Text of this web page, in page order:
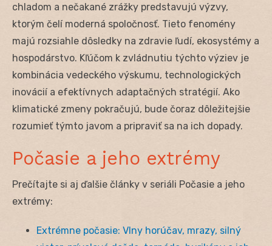
chladom a nečakané zrážky predstavujú výzvy,
ktorým čelí moderná spoločnosť. Tieto fenomény
majú rozsiahle dôsledky na zdravie ľudí, ekosystémy a
hospodárstvo. Kľúčom k zvládnutiu týchto výziev je
kombinácia vedeckého výskumu, technologických
inovácií a efektívnych adaptačných stratégií. Ako
klimatické zmeny pokračujú, bude čoraz dôležitejšie
rozumieť týmto javom a pripraviť sa na ich dopady.
Počasie a jeho extrémy
Prečítajte si aj ďalšie články v seriáli Počasie a jeho
extrémy:
Extrémne počasie: Vlny horúčav, mrazy, silný